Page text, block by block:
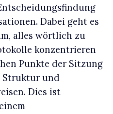
Dabei geht es
alles wörtlich zu
konzentrieren
Punkte der Sitzung
Struktur und
Dies ist